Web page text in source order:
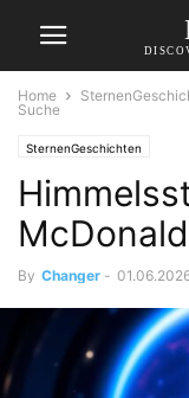
Home
Suche
SternenGeschichten
By Changer -